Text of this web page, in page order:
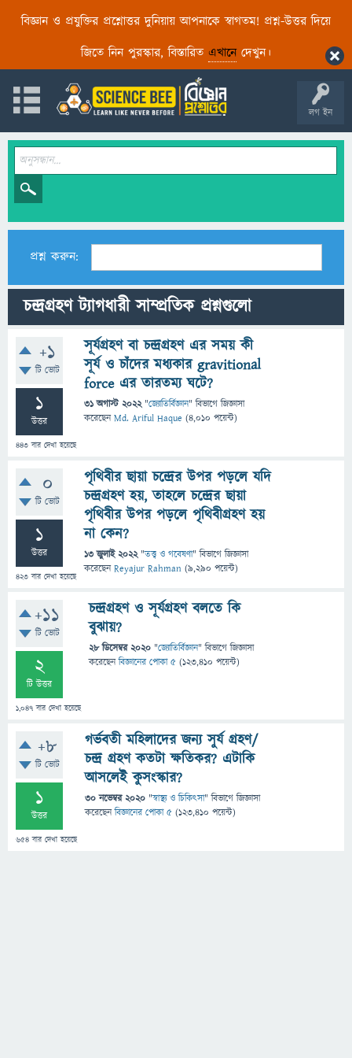
বিজ্ঞান ও প্রযুক্তির প্রশ্নোত্তর দুনিয়ায় আপনাকে স্বাগতম! প্রশ্ন-উত্তর দিয়ে
জিতে নিন পুরস্কার, বিস্তারিত এখানেদেখুন।
লগ ইন
প্রশ্ন করুন:
চন্দ্রগ্রহণ ট্যাগধারী সাম্প্রতিক প্রশ্নগুলো
+1
টি ভোট
1
উত্তর
443 বার দেখা হয়েছে
সূর্যগ্রহণ বা চন্দ্রগ্রহণ এর সময় কী
সূর্য ও চাঁদের মধ্যকার gravitional
force এর তারতম্য ঘটে?
31 অগাস্ট 2022 "জ্যোতির্বিজ্ঞান" বিভাগে জিজ্ঞাসা
করেছেনMd. Ariful Haque (4,010 পয়েন্ট)
0
টি ভোট
1
উত্তর
423 বার দেখা হয়েছে
পৃথিবীর ছায়া চন্দ্রের উপর পড়লে যদি
চন্দ্রগ্রহণ হয়, তাহলে চন্দ্রের ছায়া
পৃথিবীর উপর পড়লে পৃথিবীগ্রহণ হয়
না কেন?
13 জুলাই 2022 "তত্ত্ব ও গবেষণা" বিভাগে জিজ্ঞাসা
করেছেনReyajur Rahman (9,290 পয়েন্ট)
+11
টি ভোট
2
টি উত্তর
1,047 বার দেখা হয়েছে
চন্দ্রগ্রহণ ও সূর্যগ্রহণ বলতে কি
বুঝায়?
28 ডিসেম্বর 2020 "জ্যোতির্বিজ্ঞান" বিভাগে জিজ্ঞাসা
করেছেনবিজ্ঞানের পোকা ৫ (123,410 পয়েন্ট)
+8
টি ভোট
1
উত্তর
654 বার দেখা হয়েছে
গর্ভবতী মহিলাদের জন্য সুর্য গ্রহণ/
চন্দ্র গ্রহণ কতটা ক্ষতিকর? এটাকি
আসলেই কুসংস্কার?
30 নভেম্বর 2020 "স্বাস্থ্য ও চিকিৎসা" বিভাগে জিজ্ঞাসা
করেছেনবিজ্ঞানের পোকা ৫ (123,410 পয়েন্ট)